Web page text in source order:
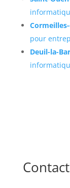
pour
Deuil-la-